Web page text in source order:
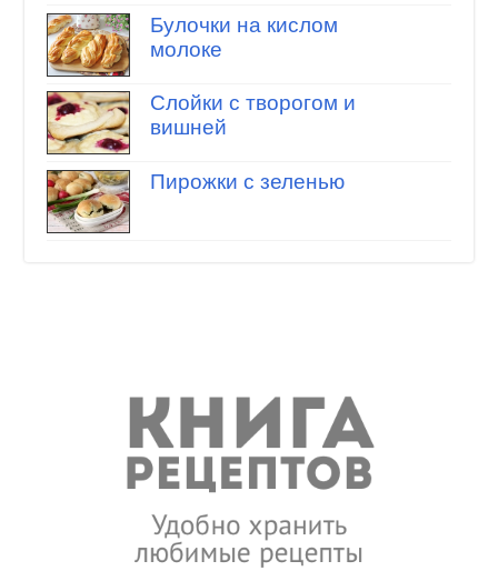
Булочки на кислом
молоке
Слойки с творогом и
вишней
Пирожки с зеленью